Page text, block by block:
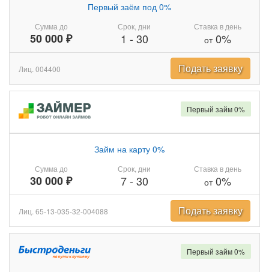
Сумма до
50 000 ₽
Первый заём под 0%
Срок, дни
1 - 30
Ставка в день
от0%
Лиц. 004400 Подать заявку
Сумма до
30 000 ₽
Займ на карту 0%
Срок, дни
7- 30
Ставка в день
от0%
Первый займ 0%
Лиц. 65-13-035-32-004088 Подать заявку
Первый займ 0%